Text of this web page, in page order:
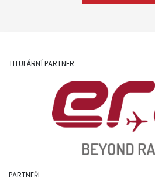
TITULÁRNÍ PARTNER
PARTNEŘI